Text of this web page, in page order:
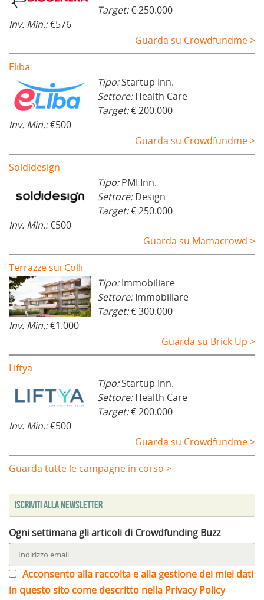
Target:€ 250.000
Inv. Min.:€576
Guarda su Crowdfundme >
Eliba
Tipo:Startup Inn.
Settore:Health Care
Target:€ 200.000
Inv. Min.:€500
Guarda su Crowdfundme >
Soldidesign
Tipo:PMI Inn.
Settore:Design
Target:€ 250.000
Inv. Min.:€500
Guarda su Mamacrowd >
Terrazze sui Colli
Tipo:Immobiliare
Settore:Immobiliare
Target:€ 300.000
Inv. Min.:€1.000
Guarda su Brick Up >
Liftya
Tipo:Startup Inn.
Settore:Health Care
Target:€ 200.000
Inv. Min.:€500
Guarda su Crowdfundme >
Guarda tutte le campagne in corso >
Iscriviti alla Newsletter
Ogni settimana gli articoli di Crowdfunding Buzz
Acconsento alla raccolta e alla gestione dei miei dati
in questo sito come descritto nella Privacy Policy